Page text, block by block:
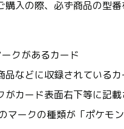
購入の際、必ず商品の型
クがあるカード
品などに収録されている
がカード表面右下等に記載
マークの種類が「ポケモ